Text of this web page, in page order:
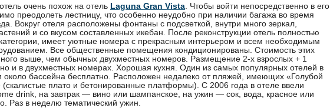
отель очень похож на отель Laguna Gran Vista . Чтобы войти непосредственно в его
преодолеть лестницу, что особенно неудобно при наличии багажа во время
Вокруг отеля расположены фонтаны с подсветкой, внутри много зеркал,
и со вкусом составленных икебан. После реконструкции отель полностью
имеет уютные номера с прекрасным интерьером и всем необходимым
Все общественные помещения кондиционированы. Стоимость этих
выше, чем обычных двухместных номеров. Размещение 2-х взрослых + 1
и в двухместных номерах. Хорошая кухня. Один из самых популярных отелей в
около бассейна бесплатно. Расположен недалеко от пляжей, имеющих «Голубой
плато и бетонированные платформы). С 2006 года в отеле ввели
drink, на завтрак — вино или шампанское, на ужин — сок, вода, красное или
Раз в неделю тематический ужин.